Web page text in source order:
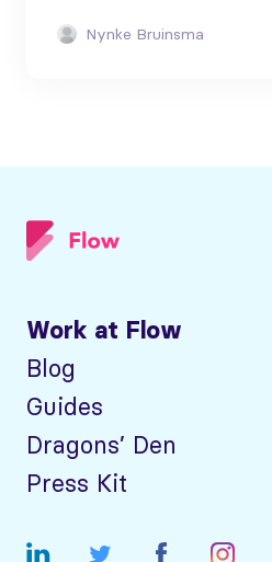
Nynke Bruinsma
Work at Flow
Blog
Guides
Dragons’ Den
Press Kit